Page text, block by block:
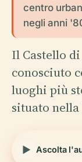
centro
negli anni
Il Castello
conosciuto
luoghi più
situato
Ascolta